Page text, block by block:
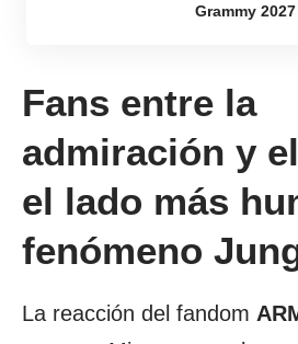
Grammy 2027
Fans entre la
admiración y
el lado más
fenómeno
La reacción del fandom